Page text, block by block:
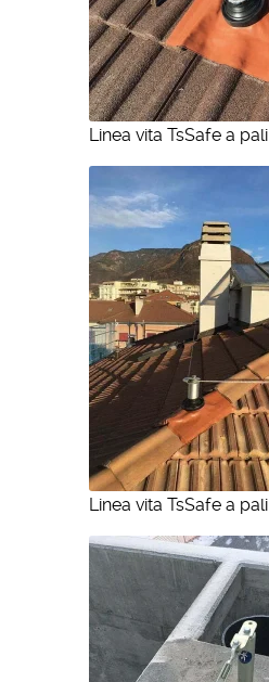
Linea vita TsSafe a pali
Linea vita TsSafe a pali